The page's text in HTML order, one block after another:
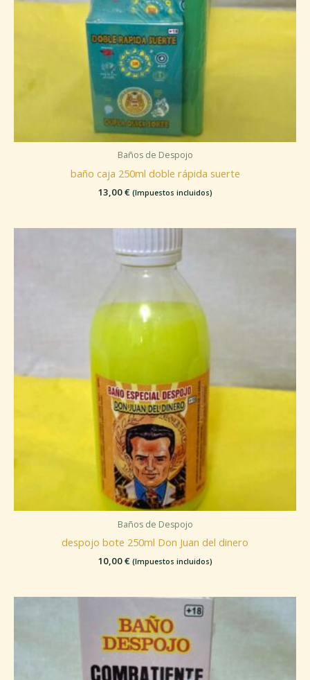
Baños de Despojo
baño caja 250ml doble rápida suerte
13,00€ (Impuestos incluidos)
Baños de Despojo
despojo bote 250ml Don Juan del dinero
10,00€ (Impuestos incluidos)